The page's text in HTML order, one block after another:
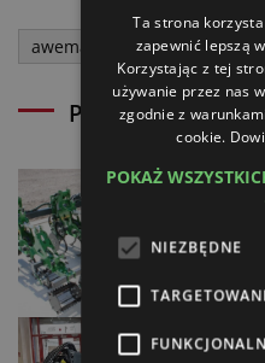
awemak
Powiązane
Ta strona
zapewnić lepszą
Korzystając z tej
używanie przez nas
zgodnie z
cookie.
POKAŻ
NIEZBĘDNE